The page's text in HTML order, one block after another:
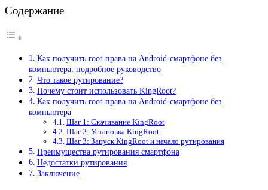
Содержание
Как получить root-права на Android-смартфоне без
компьютера: подробное руководство
Что такое рутирование?
Почему стоит использовать KingRoot?
Как получить root-права на Android-смартфоне без
компьютера
Шаг 1: Скачивание KingRoot
Шаг 2: Установка KingRoot
Шаг 3: Запуск KingRoot и начало рутирования
Преимущества рутирования смартфона
Недостатки рутирования
Заключение